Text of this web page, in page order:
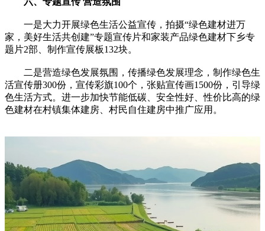
一是大力开展绿色生活公益宣传，拍摄“绿色建材进万
家，美好生活共创建”专题宣传片和家装产品绿色建材下乡专
题片2部、制作宣传展板132块。
二是营造绿色发展氛围，传播绿色发展理念，制作绿色生
活宣传册300份，宣传彩旗100个，张贴宣传画1500份，引导绿
色生活方式。进一步加快节能低碳、安全性好、性价比高的绿
色建材在村镇集体建房、村民自住建房中推广应用。